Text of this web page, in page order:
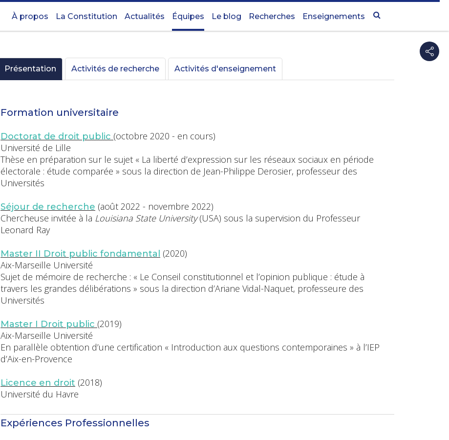
À propos La Constitution Actualités Équipes Le blog Recherches Enseignements
Présentation Activités de recherche Activités d'enseignement
Formation universitaire
Doctorat de droit public (octobre 2020 - en cours)
Université de Lille
Thèse en préparation sur le sujet « La liberté d’expression sur les réseaux sociaux en période
électorale : étude comparée » sous la direction de Jean-Philippe Derosier, professeur des
Universités
Séjour de recherche (août 2022 - novembre 2022)
Chercheuse invitée à la Louisiana State University(USA) sous la supervision du Professeur
Leonard Ray
Master II Droit public fondamental (2020)
Aix-Marseille Université
Sujet de mémoire de recherche : « Le Conseil constitutionnel et l’opinion publique : étude à
travers les grandes délibérations » sous la direction d’Ariane Vidal-Naquet, professeure des
Universités
Master I Droit public (2019)
Aix-Marseille Université
En parallèle obtention d’une certification « Introduction aux questions contemporaines » à l’IEP
d’Aix-en-Provence
Licence en droit (2018)
Université du Havre
Expériences Professionnelles